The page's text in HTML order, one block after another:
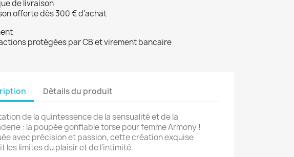
de livraison
offerte dès 300 € d'achat
protégées par CB et virement bancaire
Détails du produit
de la quintessence de la sensualité et de la
: la poupée gonflable torse pour femme Armony !
avec précision et passion, cette création exquise
les limites du plaisir et de l'intimité.